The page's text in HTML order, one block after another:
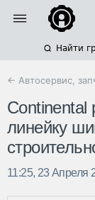
Найти
← Автосервис,
Continental
линейку
11:25, 23 Апреля